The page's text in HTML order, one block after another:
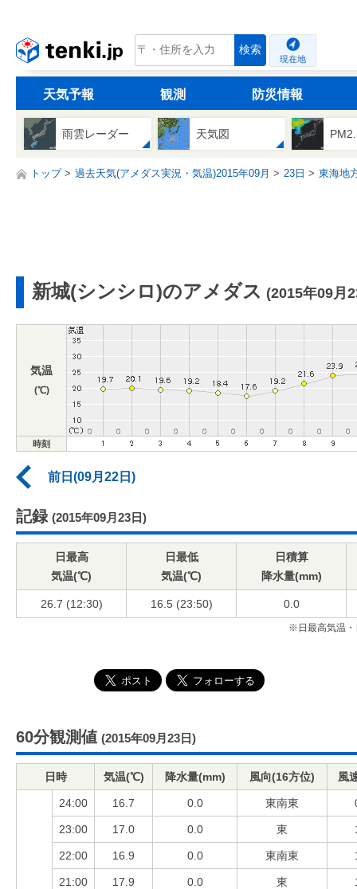
tenki.jp 検索
現在地
天気予報 観測 防災情報
雨雲レーダー 天気図
トップ 過去天気(アメダス実況・気温)2015年09月 23日 東海地
新城(シンシロ)のアメダス (2015年09月
気温
(℃)
時刻
前日(09月22日)
記録 (2015年09月23日)
日最高
気温(℃)
日最低
気温(℃)
日積算
降水量(mm)
26.7 (12:30) 16.5 (23:50) 0.0
※日最高気温・
60分観測値 (2015年09月23日)
日時 気温(℃) 降水量(mm) 風向(16方位) 風
24:00 16.7 0.0 東南東
23:00 17.0 0.0 東
22:00 16.9 0.0 東南東
21:00 17.9 0.0 東